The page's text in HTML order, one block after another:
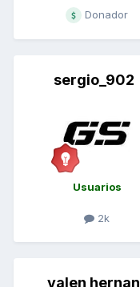
Donador
sergio_902
Usuarios
2k
valen hernan